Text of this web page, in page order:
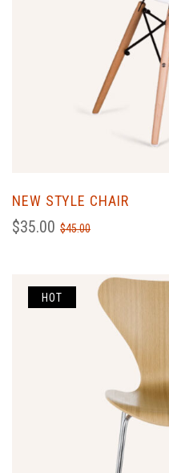
NEW STYLE CHAIR
$45.00
$35.00
HOT